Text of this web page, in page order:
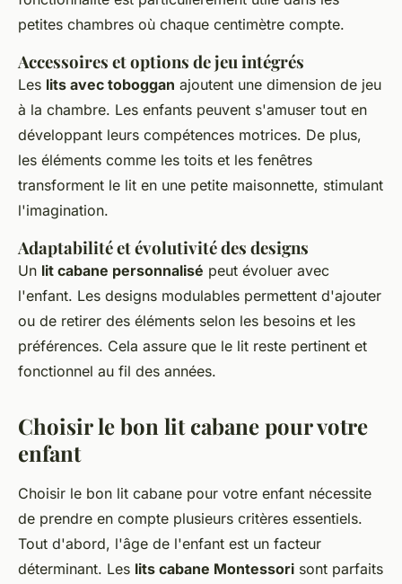
petites chambres où chaque centimètre compte.
Accessoires et options de jeu intégrés
Les lits avec toboggan ajoutent une dimension de jeu
à la chambre. Les enfants peuvent s'amuser tout en
développant leurs compétences motrices. De plus,
les éléments comme les toits et les fenêtres
transforment le lit en une petite maisonnette, stimulant
l'imagination.
Adaptabilité et évolutivité des designs
Un lit cabane personnalisé peut évoluer avec
l'enfant. Les designs modulables permettent d'ajouter
ou de retirer des éléments selon les besoins et les
préférences. Cela assure que le lit reste pertinent et
fonctionnel au fil des années.
Choisir le bon lit cabane pour votre
enfant
Choisir le bon lit cabane pour votre enfant nécessite
de prendre en compte plusieurs critères essentiels.
Tout d'abord, l'âge de l'enfant est un facteur
déterminant. Les lits cabane Montessori sont parfaits